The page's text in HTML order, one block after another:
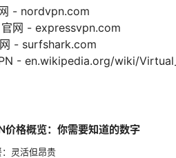
- nordvpn.com
网 - expressvpn.com
- surfshark.com
- en.wikipedia.org/wiki/
格概览：你需要知道的数字
：灵活但昂贵